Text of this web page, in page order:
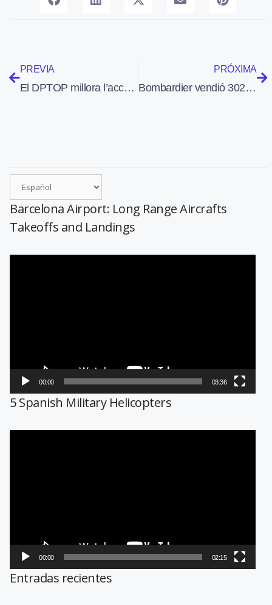
PREVIA
El DPTOP millora l’accesibilitat amb transport públic a l’aeroport de Lleida-Alguaire
PRÓXIMA
Bombardier vendió 302 aviones en 2009, un 13,5% menos que el ejercicio anterior
Barcelona Airport: Long Range Aircrafts
Takeoffs and Landings
00:00 03:36
5 Spanish Military Helicopters
00:00 02:15
Entradas recientes